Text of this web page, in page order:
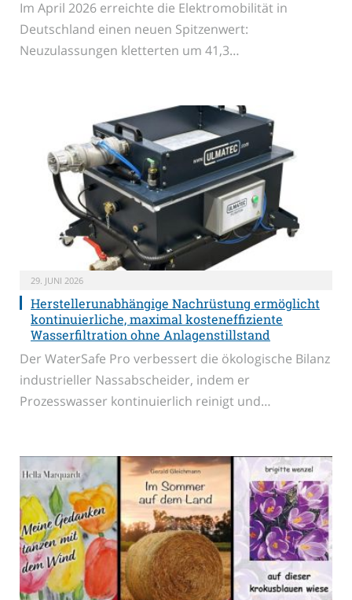
Im April 2026 erreichte die Elektromobilität in
Deutschland einen neuen Spitzenwert:
Neuzulassungen kletterten um 41,3…
29. JUNI 2026
Herstellerunabhängige Nachrüstung ermöglicht
kontinuierliche, maximal kosteneffiziente
Wasserfiltration ohne Anlagenstillstand
Der WaterSafe Pro verbessert die ökologische Bilanz
industrieller Nassabscheider, indem er
Prozesswasser kontinuierlich reinigt und…